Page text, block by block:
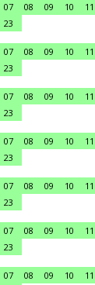
07 08 09 10 11
23
07 08 09 10 11
23
07 08 09 10 11
23
07 08 09 10 11
23
07 08 09 10 11
23
07 08 09 10 11
23
07 08 09 10 11